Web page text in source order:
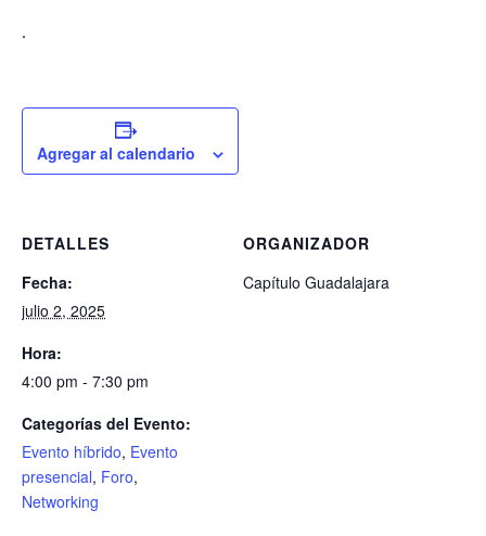
.
Agregar al calendario
DETALLES
Fecha:
julio 2, 2025
Hora:
4:00 pm - 7:30 pm
Categorías del Evento:
Evento híbrido, Evento
presencial, Foro,
Networking
ORGANIZADOR
Capítulo Guadalajara